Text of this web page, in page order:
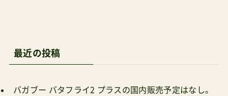
最近の投稿
バガブー バタフライ2 プラスの国内販売予定はなし。